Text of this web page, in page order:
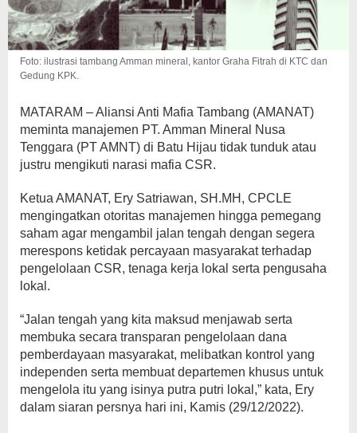
Foto: ilustrasi tambang Amman mineral, kantor Graha Fitrah di KTC dan
Gedung KPK.
MATARAM – Aliansi Anti Mafia Tambang (AMANAT)
meminta manajemen PT. Amman Mineral Nusa
Tenggara (PT AMNT) di Batu Hijau tidak tunduk atau
justru mengikuti narasi mafia CSR.
Ketua AMANAT, Ery Satriawan, SH.MH, CPCLE
mengingatkan otoritas manajemen hingga pemegang
saham agar mengambil jalan tengah dengan segera
merespons ketidak percayaan masyarakat terhadap
pengelolaan CSR, tenaga kerja lokal serta pengusaha
lokal.
“Jalan tengah yang kita maksud menjawab serta
membuka secara transparan pengelolaan dana
pemberdayaan masyarakat, melibatkan kontrol yang
independen serta membuat departemen khusus untuk
mengelola itu yang isinya putra putri lokal,” kata, Ery
dalam siaran persnya hari ini, Kamis (29/12/2022).